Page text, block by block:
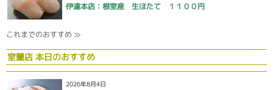
伊達本店：根室産 生ほたて １１００円
これまでのおすすめ ≫
室蘭店 本日のおすすめ
2026年8月4日